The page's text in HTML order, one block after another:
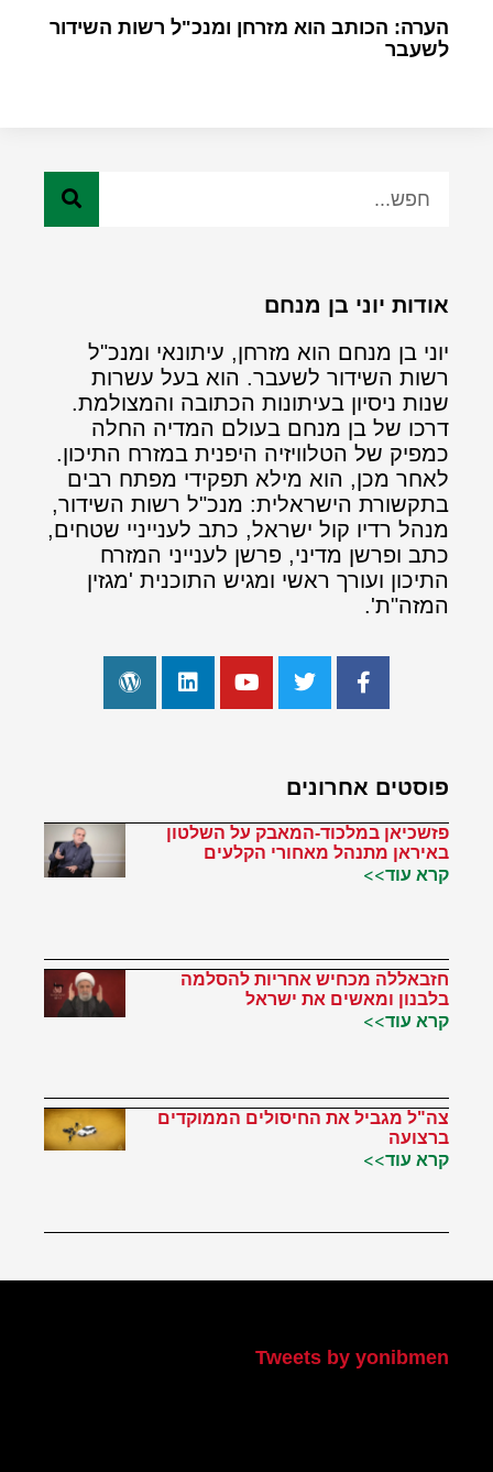
הערה: הכותב הוא מזרחן ומנכ"ל רשות השידור
לשעבר
אודות יוני בן מנחם
יוני בן מנחם הוא מזרחן, עיתונאי ומנכ"ל
רשות השידור לשעבר. הוא בעל עשרות
שנות ניסיון בעיתונות הכתובה והמצולמת.
דרכו של בן מנחם בעולם המדיה החלה
כמפיק של הטלוויזיה היפנית במזרח התיכון.
לאחר מכן, הוא מילא תפקידי מפתח רבים
בתקשורת הישראלית: מנכ"ל רשות השידור,
מנהל רדיו קול ישראל, כתב לענייניי שטחים,
כתב ופרשן מדיני, פרשן לענייני המזרח
התיכון ועורך ראשי ומגיש התוכנית 'מגזין
המזה"ת'.
פוסטים אחרונים
פזשכיאן במלכוד-המאבק על השלטון
באיראן מתנהל מאחורי הקלעים
קרא עוד>>
חזבאללה מכחיש אחריות להסלמה
בלבנון ומאשים את ישראל
קרא עוד>>
צה"ל מגביל את החיסולים הממוקדים
ברצועה
קרא עוד>>
Tweets by yonibmen